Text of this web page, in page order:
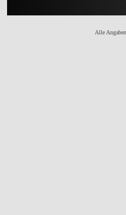
Alle